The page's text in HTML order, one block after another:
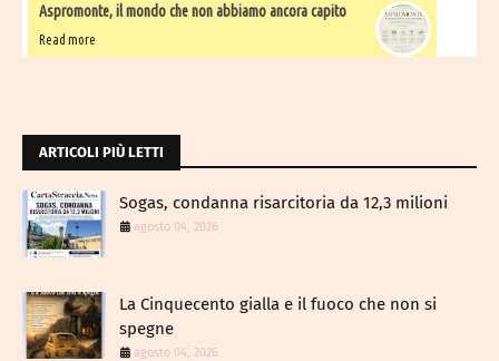
Aspromonte, il mondo che non abbiamo ancora capito
Read more
ARTICOLI PIÙ LETTI
Sogas, condanna risarcitoria da 12,3 milioni
agosto 04, 2026
La Cinquecento gialla e il fuoco che non si
spegne
agosto 04, 2026